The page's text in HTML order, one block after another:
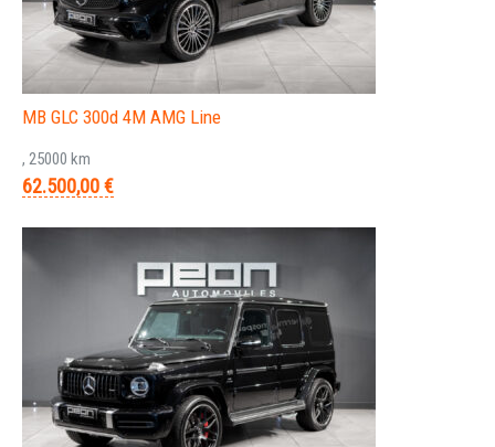
MB GLC 300d 4M AMG Line
, 25000 km
62.500,00 €